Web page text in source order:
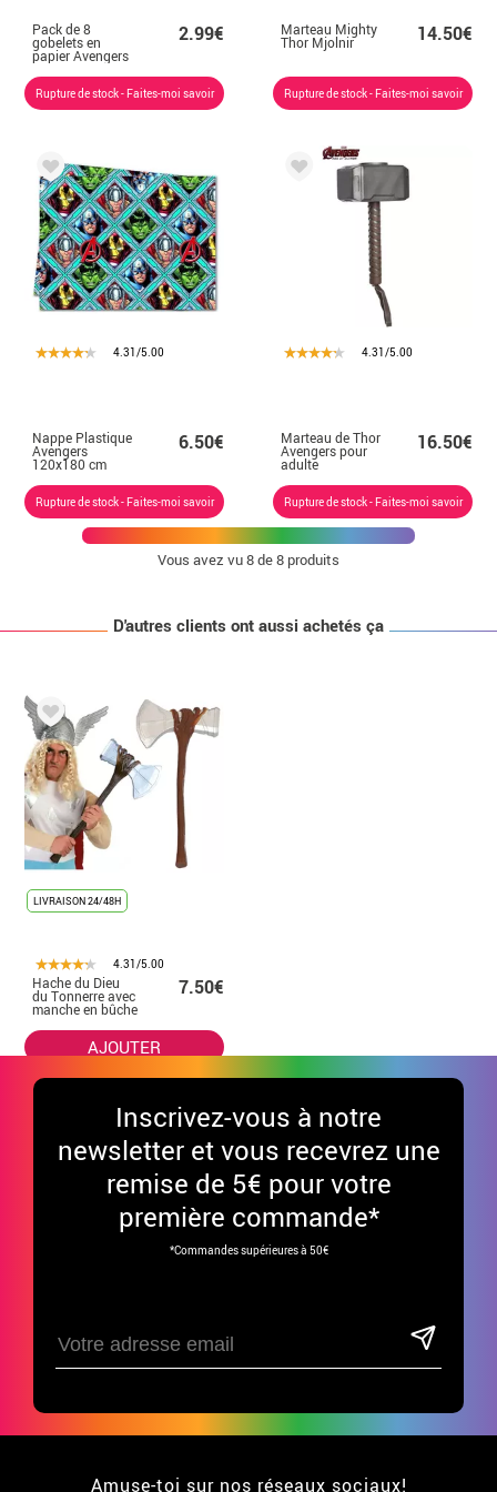
Pack de 8
gobelets en
papier Avengers
200 ml
2.99€
Rupture de stock - Faites-moi savoir
Marteau Mighty
Thor Mjolnir 14.50€
Rupture de stock - Faites-moi savoir
4.31/5.00
Nappe Plastique
Avengers
120x180 cm
6.50€
Rupture de stock - Faites-moi savoir
4.31/5.00
Marteau de Thor
Avengers pour
adulte
16.50€
Rupture de stock - Faites-moi savoir
Vous avez vu8de 8 produits
D'autres clients ont aussi achetés ça
LIVRAISON 24/48H
4.31/5.00
Hache du Dieu
du Tonnerre avec
manche en bûche
7.50€
AJOUTER
Inscrivez-vous à notre
newsletter et vous recevrez une
remise de 5€ pour votre
première commande*
*Commandes supérieures à 50€
Amuse-toi sur nos réseaux sociaux!